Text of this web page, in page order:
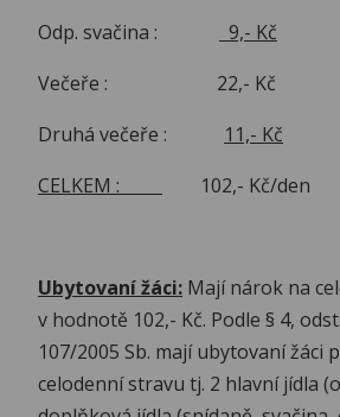
Odp. svačina :
9,- Kč
Večeře : 22,- Kč
Druhá večeře : 11,- Kč
CELKEM :
102,- Kč/den
Ubytovaní žáci: Mají nárok na
v hodnotě 102,- Kč. Podle § 4,
107/2005 Sb. mají ubytovaní žáci
celodenní stravu tj. 2 hlavní jídla